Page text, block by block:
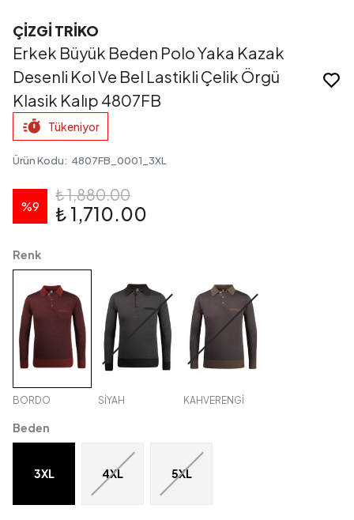
ÇİZGİ TRİKO
Erkek Büyük Beden Polo Yaka Kazak
Desenli Kol Ve Bel Lastikli Çelik Örgü
Klasik Kalıp 4807FB
Tükeniyor
Ürün Kodu: 4807FB_0001_3XL
%9
₺ 1,880.00
₺ 1,710.00
Renk
BORDO SİYAH KAHVERENGİ
Beden
3XL 4XL 5XL